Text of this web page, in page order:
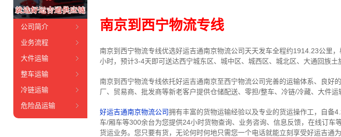
南京到西宁物流专线
南京到西宁物流专线优选好运吉通南京物流公司天天发车全程约1914.23公里，
小时，预计3-4天即可送达西宁城东区、城中区、城西区、城北区、大通回族土
南京到西宁物流专线依托好运吉通南京至西宁物流公司完善的运输体系、良好
厂、贸易商、批发商等新老客户提供仓储配送、零担/整车、冷链/冷藏、大件运
好运吉通南京物流公司拥有丰富的货物运输经验以及专业的货运操作工，自备
车/厢车等300余台为您提供24小时货物查询、业务咨询、信息反馈，在线订车等
货运业务。 您只要有货，无论何时何地只需您一个电话就能立刻享受好运吉通
公司简介
业务流程
大件运输
整车运输
冷链运输
危险品运输